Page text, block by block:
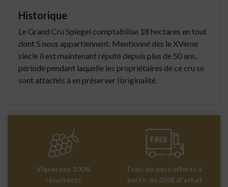
Historique
Le Grand Cru Spiegel comptabilise 18 hectares en tout
dont 5 nous appartiennent. Mentionné dès le XVème
siècle il est maintenant réputé depuis plus de 50 ans,
période pendant laquelle les propriétaires de ce cru se
sont attachés à en préserver l’originalité.
Vignerons 100%
récoltants
Frais de port offerts à
partir de 350€ d'achat